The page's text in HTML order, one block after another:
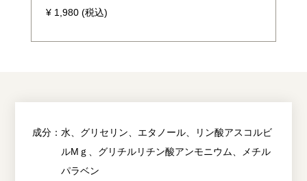
¥ 1,980 (税込)
成分： 水、グリセリン、エタノール、リン酸アスコルビ
ルMｇ、グリチルリチン酸アンモニウム、メチル
パラベン